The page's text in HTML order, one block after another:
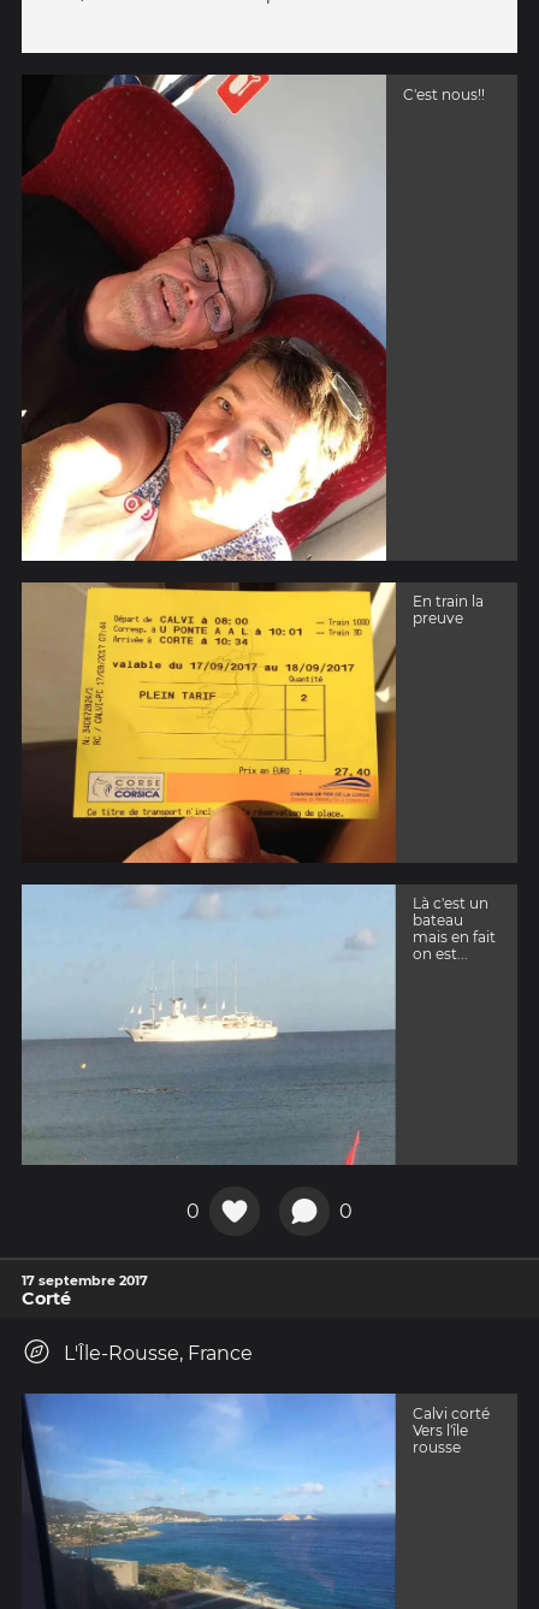
C'est nous!!
En train la
preuve
Là c'est un
bateau
mais en fait
on est...
0 0
17 septembre 2017
Corté
L'Île-Rousse, France
Calvi corté
Vers l'île
rousse